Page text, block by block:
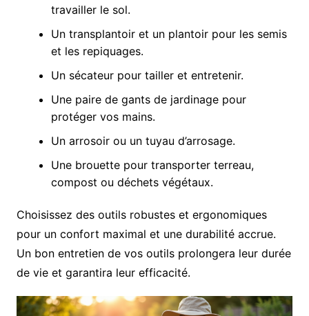
travailler le sol.
Un transplantoir et un plantoir pour les semis
et les repiquages.
Un sécateur pour tailler et entretenir.
Une paire de gants de jardinage pour
protéger vos mains.
Un arrosoir ou un tuyau d’arrosage.
Une brouette pour transporter terreau,
compost ou déchets végétaux.
Choisissez des outils robustes et ergonomiques
pour un confort maximal et une durabilité accrue.
Un bon entretien de vos outils prolongera leur durée
de vie et garantira leur efficacité.